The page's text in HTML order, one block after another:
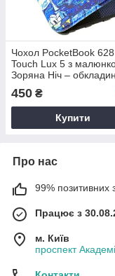
Чохол PocketBook 628
Touch Lux 5 з
Зоряна Ніч –
450 ₴
Купити
Про нас
99% позитивних з
Працює з
м. Київ
проспект